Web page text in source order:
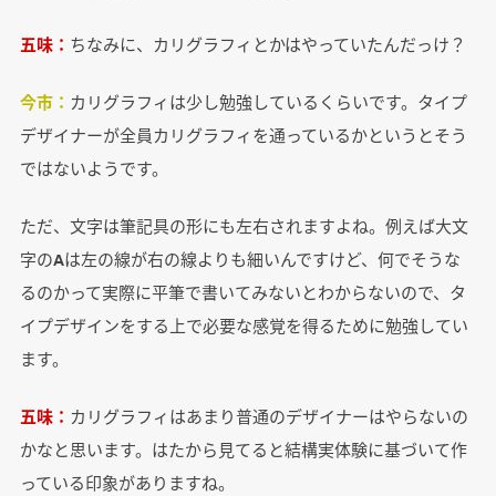
五味： ちなみに、カリグラフィとかはやっていたんだっけ？
今市： カリグラフィは少し勉強しているくらいです。タイプ
デザイナーが全員カリグラフィを通っているかというとそう
ではないようです。
ただ、文字は筆記具の形にも左右されますよね。例えば大文
字のAは左の線が右の線よりも細いんですけど、何でそうな
るのかって実際に平筆で書いてみないとわからないので、タ
イプデザインをする上で必要な感覚を得るために勉強してい
ます。
五味： カリグラフィはあまり普通のデザイナーはやらないの
かなと思います。はたから見てると結構実体験に基づいて作
っている印象がありますね。